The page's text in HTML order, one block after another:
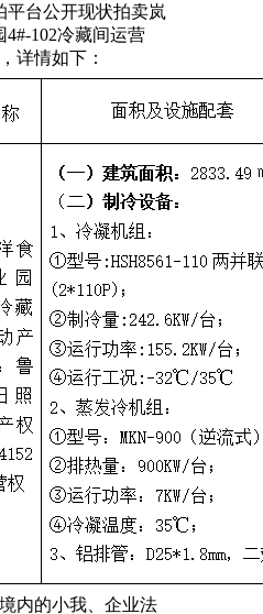
平台公开现状拍卖岚
102冷藏间运营
详情如下：
内的小我、企业法